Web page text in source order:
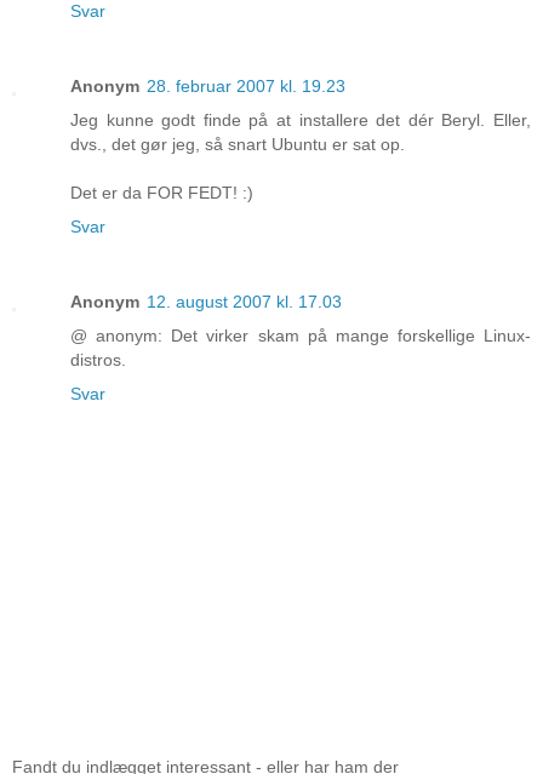
Svar
Anonym 28. februar 2007 kl. 19.23
Jeg kunne godt finde på at installere det dér Beryl. Eller,
dvs., det gør jeg, så snart Ubuntu er sat op.
Det er da FOR FEDT! :)
Svar
Anonym 12. august 2007 kl. 17.03
@ anonym: Det virker skam på mange forskellige Linux-
distros.
Svar
Fandt du indlægget interessant - eller har ham der